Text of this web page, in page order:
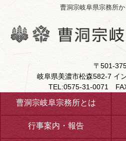
曹洞宗岐阜県宗務所
〒501-
岐阜県美濃市松森582-7 イ
TEL:0575-31-0071
曹洞宗岐阜宗務所とは
行事案内・報告